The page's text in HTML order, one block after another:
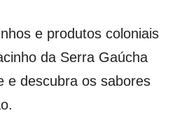
e produtos coloniais
da Serra Gaúcha
e descubra os sabores